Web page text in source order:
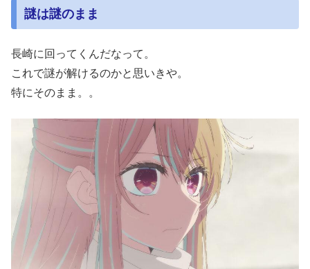
謎は謎のまま
長崎に回ってくんだなって。
これで謎が解けるのかと思いきや。
特にそのまま。。